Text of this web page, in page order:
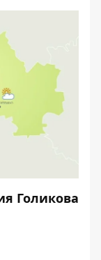
Голикова